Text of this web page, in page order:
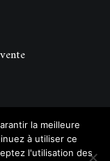
réservés.
la meilleure
à utiliser ce
l'utilisation des